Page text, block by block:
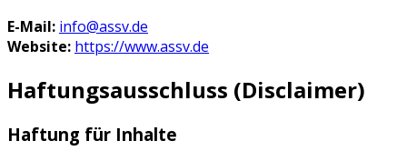
E-Mail: info@assv.de
Website: https://www.assv.de
Haftungsausschluss (Disclaimer)
Haftung für Inhalte